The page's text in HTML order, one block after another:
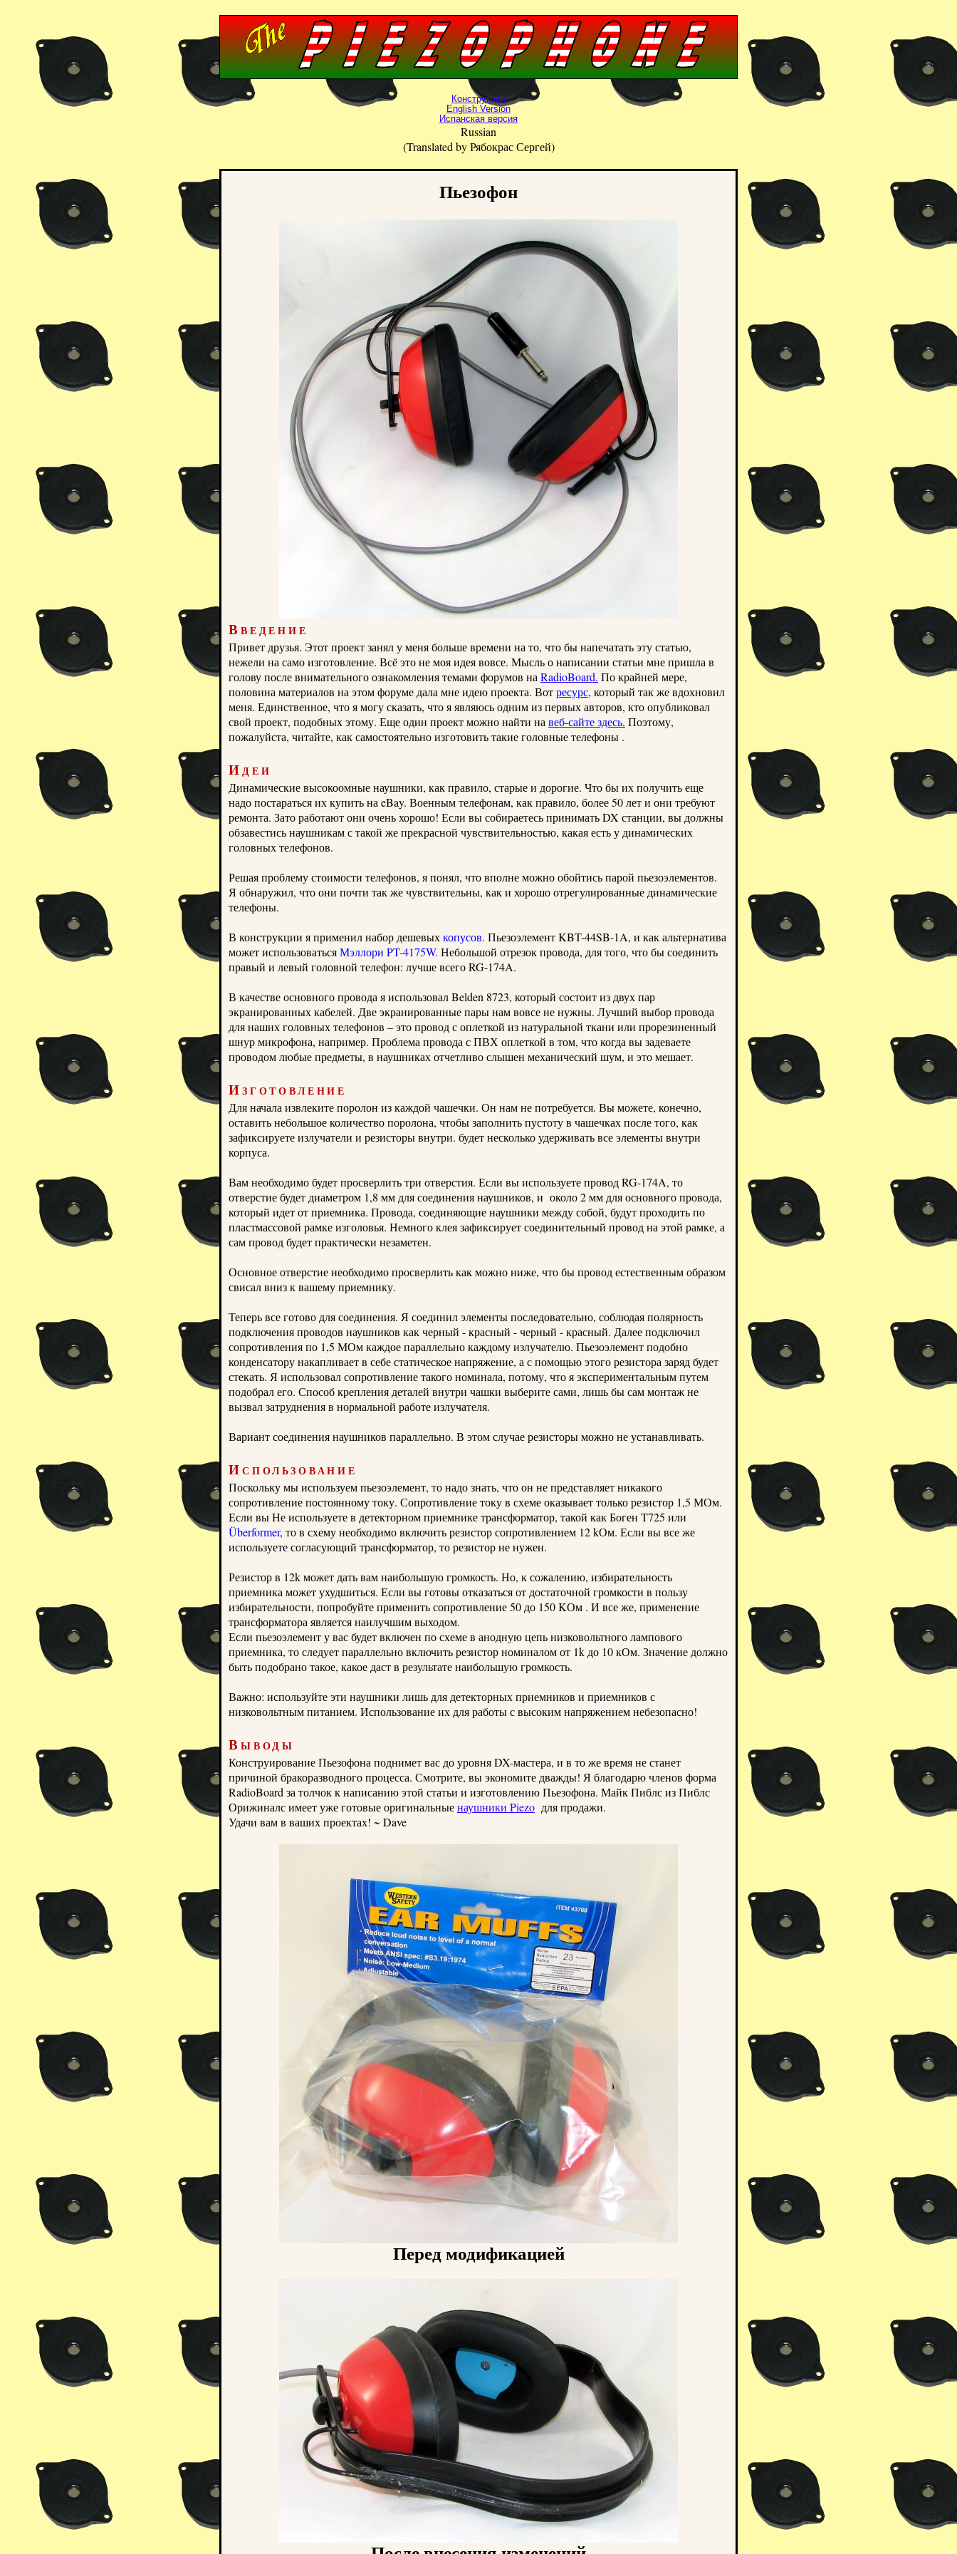
Конструкции
English Version
Испанская версия
Russian
(Translated by Рябокрас Сергей)
Пьезофон
Введение
Привет друзья. Этот проект занял у меня больше времени на то, что бы напечатать эту статью,
нежели на само изготовление. Всё это не моя идея вовсе. Мысль о написании статьи мне пришла в
голову после внимательного ознакомления темами форумов на RadioBoard. По крайней мере,
половина материалов на этом форуме дала мне идею проекта. Вотресурс, который так же вдохновил
меня. Единственное, что я могу сказать, что я являюсь одним из первых авторов, кто опубликовал
свой проект, подобных этому. Еще один проект можно найти на веб-сайтездесь. Поэтому,
пожалуйста, читайте, как самостоятельно изготовить такие головные телефоны .
Идеи
Динамическиевысокоомныенаушники, как правило, старые и дорогие. Что бы их получить еще
надо постараться их купить на eBay. Военным телефонам, как правило, более 50 лет и они требуют
ремонта. Зато работают они очень хорошо! Если вы собираетесь принимать DX станции, вы должны
обзавестись наушникам с такой же прекрасной чувствительностью, какая есть у динамических
головных телефонов.
Решая проблему стоимости телефонов, я понял, что вполне можно обойтись парой пьезоэлементов.
Я обнаружил, что они почти так же чувствительны, как и хорошо отрегулированные динамические
телефоны.
В конструкции я применил набор дешевыхкопусов. ПьезоэлементKBT-44SB-1A, и как альтернатива
может использоватьсяМэллори PT-4175W. Небольшой отрезок провода, для того, что бы соединить
правый и левый головной телефон: лучше всегоRG-174A.
В качестве основного провода я использовалBelden 8723, который состоит из двух пар
экранированных кабелей. Две экранированные пары нам вовсе не нужны. Лучший выбор провода
для наших головных телефонов – это провод с оплеткой из натуральной ткани или прорезиненный
шнур микрофона, например. Проблема провода с ПВХ оплеткой в том, что когда вы задеваете
проводом любые предметы, в наушниках отчетливо слышен механический шум, и это мешает.
Изготовление
Для начала извлеките поролон из каждой чашечки. Он нам не потребуется. Вы можете, конечно,
оставить небольшое количество поролона, чтобы заполнить пустоту в чашечках после того, как
зафиксируете излучатели и резисторы внутри. будет несколько удерживать все элементы внутри
корпуса.
Вам необходимо будет просверлить три отверстия. Если вы используете провод RG-174A, то
отверстие будет диаметром 1,8 мм для соединения наушников, и около2 мм для основного провода,
который идет от приемника. Провода, соединяющие наушники между собой, будут проходить по
пластмассовой рамке изголовья. Немного клея зафиксирует соединительный провод на этой рамке, а
сам провод будет практически незаметен.
Основное отверстие необходимо просверлить как можно ниже, что бы провод естественным образом
свисал вниз к вашему приемнику.
Теперь все готово для соединения. Я соединил элементы последовательно, соблюдая полярность
подключения проводов наушников какчерный - красный - черный - красный. Далее подключил
сопротивления по 1,5 МОм каждое параллельно каждому излучателю. Пьезоэлементподобно
конденсатору накапливает в себе статическое напряжение, а с помощью этого резистора заряд будет
стекать. Я использовал сопротивление такого номинала, потому, что я экспериментальным путем
подобрал его. Способ крепления деталей внутри чашки выберите сами, лишь бы сам монтаж не
вызвал затруднения в нормальной работе излучателя.
Вариант соединения наушников параллельно. В этом случае резисторы можно не устанавливать.
Использование
Поскольку мы используемпьезоэлемент, то надо знать, что он не представляет никакого
сопротивление постоянному току. Сопротивление току в схеме оказывает только резистор 1,5 МОм.
Если выНе используете в детекторном приемнике трансформатор, такой какБоген T725 или
Überformer, то в схему необходимо включить резистор сопротивлением 12kОм. Если вы все же
используете согласующий трансформатор, то резистор не нужен.
Резистор в 12k может дать вам наибольшую громкость. Но, к сожалению, избирательность
приемника может ухудшиться. Если вы готовы отказаться от достаточной громкости в пользу
избирательности, попробуйте применить сопротивление 50 до 150KОм . И все же, применение
трансформатора является наилучшим выходом.
Если пьезоэлементу вас будет включен по схеме в анодную цепь низковольтного лампового
приемника, то следует параллельно включить резистор номиналом от 1k до 10 кОм. Значение должно
быть подобрано такое, какое даст в результате наибольшую громкость.
Важно: используйте эти наушники лишь для детекторных приемников и приемников с
низковольтным питанием. Использование их для работы с высоким напряжением небезопасно!
Выводы
КонструированиеПьезофона поднимет вас до уровня DX-мастера, и в то же время не станет
причиной бракоразводного процесса. Смотрите, вы экономите дважды! Я благодарю членов форма
RadioBoard за толчок к написанию этой статьи и изготовлениюПьезофона. МайкПиблсизПиблс
Орижиналсимеет уже готовые оригинальныенаушники Piezo для продажи.
Удачи вам в ваших проектах! ~ Dave
Перед модификацией